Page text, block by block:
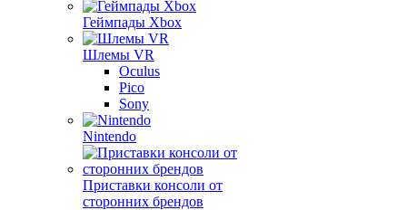
Геймпады Xbox
Шлемы VR
Oculus
Pico
Sony
Nintendo
Приставки консоли от
сторонних брендов